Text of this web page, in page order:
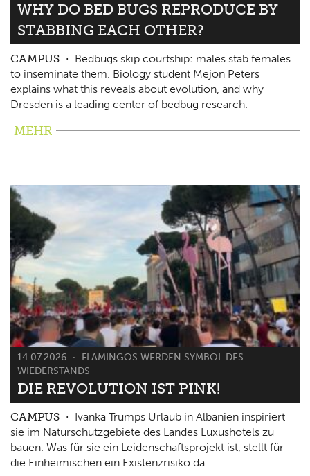
WHY DO BED BUGS REPRODUCE BY
STABBING EACH OTHER?
CAMPUS
Bedbugs skip courtship: males stab females
to inseminate them. Biology student Mejon Peters
explains what this reveals about evolution, and why
Dresden is a leading center of bedbug research.
MEHR
14.07.2026
FLAMINGOS WERDEN SYMBOL DES
WIEDERSTANDS
DIE REVOLUTION IST PINK!
CAMPUS
Ivanka Trumps Urlaub in Albanien inspiriert
sie im Naturschutzgebiete des Landes Luxushotels zu
bauen. Was für sie ein Leidenschaftsprojekt ist, stellt für
die Einheimischen ein Existenzrisiko da.